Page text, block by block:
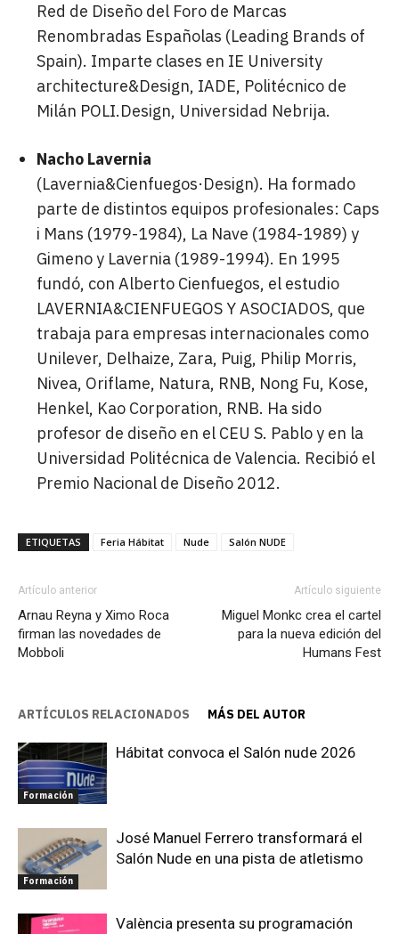
Red de Diseño del Foro de Marcas
Renombradas Españolas (Leading Brands of
Spain). Imparte clases en IE University
architecture&Design, IADE, Politécnico de
Milán POLI.Design, Universidad Nebrija.
Nacho Lavernia
(Lavernia&Cienfuegos·Design). Ha formado
parte de distintos equipos profesionales: Caps
i Mans (1979-1984), La Nave (1984-1989) y
Gimeno y Lavernia (1989-1994). En 1995
fundó, con Alberto Cienfuegos, el estudio
LAVERNIA&CIENFUEGOS Y ASOCIADOS, que
trabaja para empresas internacionales como
Unilever, Delhaize, Zara, Puig, Philip Morris,
Nivea, Oriflame, Natura, RNB, Nong Fu, Kose,
Henkel, Kao Corporation, RNB. Ha sido
profesor de diseño en el CEU S. Pablo y en la
Universidad Politécnica de Valencia. Recibió el
Premio Nacional de Diseño 2012.
ETIQUETAS Feria Hábitat Nude Salón NUDE
Artículo anterior
Arnau Reyna y Ximo Roca
firman las novedades de
Mobboli
Artículo siguiente
Miguel Monkc crea el cartel
para la nueva edición del
Humans Fest
ARTÍCULOS RELACIONADOS MÁS DEL AUTOR
Formación
Hábitat convoca el Salón nude 2026
Formación
José Manuel Ferrero transformará el
Salón Nude en una pista de atletismo
València presenta su programación